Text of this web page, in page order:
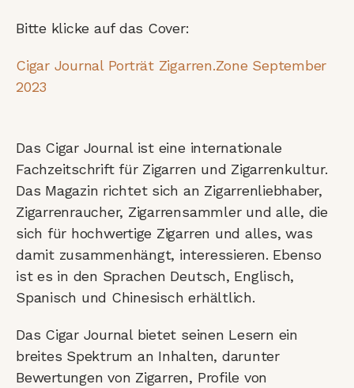
Bitte klicke auf das Cover:
Cigar Journal Porträt Zigarren.Zone September
2023
Das Cigar Journal ist eine internationale
Fachzeitschrift für Zigarren und Zigarrenkultur.
Das Magazin richtet sich an Zigarrenliebhaber,
Zigarrenraucher, Zigarrensammler und alle, die
sich für hochwertige Zigarren und alles, was
damit zusammenhängt, interessieren. Ebenso
ist es in den Sprachen Deutsch, Englisch,
Spanisch und Chinesisch erhältlich.
Das Cigar Journal bietet seinen Lesern ein
breites Spektrum an Inhalten, darunter
Bewertungen von Zigarren, Profile von